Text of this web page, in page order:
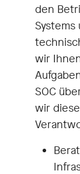
den
Systems
wir
SOC
wir